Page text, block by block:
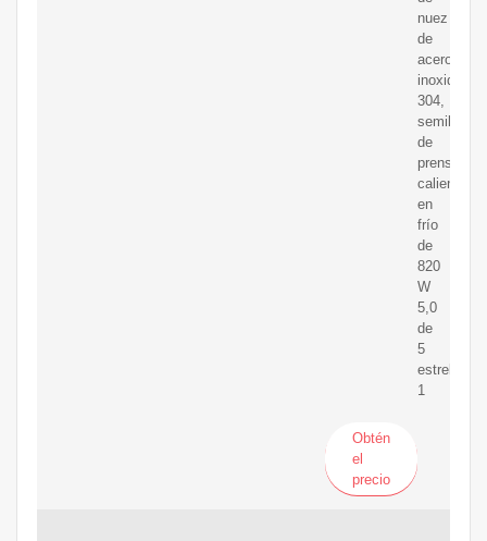
nuez
de
acero
inoxidable
304,
semilla
de
prensa
caliente
en
frío
de
820
W
5,0
de
5
estrellas
1
Obtén
el
precio